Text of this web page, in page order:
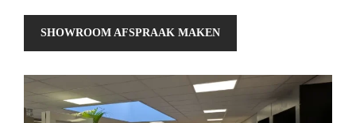
SHOWROOM AFSPRAAK MAKEN